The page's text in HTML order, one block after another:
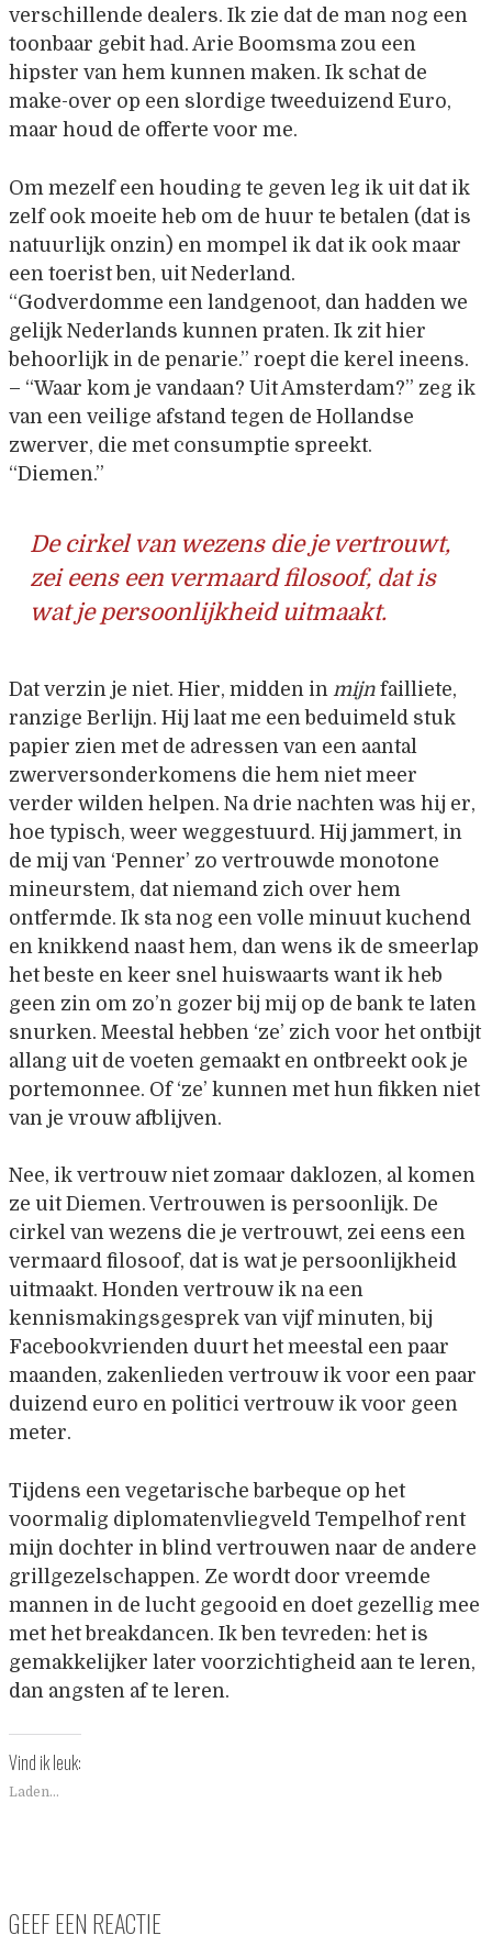
verschillende dealers. Ik zie dat de man nog een
toonbaar gebit had. Arie Boomsma zou een
hipster van hem kunnen maken. Ik schat de
make-over op een slordige tweeduizend Euro,
maar houd de offerte voor me.
Om mezelf een houding te geven leg ik uit dat ik
zelf ook moeite heb om de huur te betalen (dat is
natuurlijk onzin) en mompel ik dat ik ook maar
een toerist ben, uit Nederland.
“Godverdomme een landgenoot, dan hadden we
gelijk Nederlands kunnen praten. Ik zit hier
behoorlijk in de penarie.” roept die kerel ineens.
– “Waar kom je vandaan? Uit Amsterdam?” zeg ik
van een veilige afstand tegen de Hollandse
zwerver, die met consumptie spreekt.
“Diemen.”
De cirkel van wezens die je vertrouwt,
zei eens een vermaard filosoof, dat is
wat je persoonlijkheid uitmaakt.
Dat verzin je niet. Hier, midden in mijn failliete,
ranzige Berlijn. Hij laat me een beduimeld stuk
papier zien met de adressen van een aantal
zwerversonderkomens die hem niet meer
verder wilden helpen. Na drie nachten was hij er,
hoe typisch, weer weggestuurd. Hij jammert, in
de mij van ‘Penner’ zo vertrouwde monotone
mineurstem, dat niemand zich over hem
ontfermde. Ik sta nog een volle minuut kuchend
en knikkend naast hem, dan wens ik de smeerlap
het beste en keer snel huiswaarts want ik heb
geen zin om zo’n gozer bij mij op de bank te laten
snurken. Meestal hebben ‘ze’ zich voor het ontbijt
allang uit de voeten gemaakt en ontbreekt ook je
portemonnee. Of ‘ze’ kunnen met hun fikken niet
van je vrouw afblijven.
Nee, ik vertrouw niet zomaar daklozen, al komen
ze uit Diemen. Vertrouwen is persoonlijk. De
cirkel van wezens die je vertrouwt, zei eens een
vermaard filosoof, dat is wat je persoonlijkheid
uitmaakt. Honden vertrouw ik na een
kennismakingsgesprek van vijf minuten, bij
Facebookvrienden duurt het meestal een paar
maanden, zakenlieden vertrouw ik voor een paar
duizend euro en politici vertrouw ik voor geen
meter.
Tijdens een vegetarische barbeque op het
voormalig diplomatenvliegveld Tempelhof rent
mijn dochter in blind vertrouwen naar de andere
grillgezelschappen. Ze wordt door vreemde
mannen in de lucht gegooid en doet gezellig mee
met het breakdancen. Ik ben tevreden: het is
gemakkelijker later voorzichtigheid aan te leren,
dan angsten af te leren.
Vind ik leuk:
Laden...
GEEF EEN REACTIE